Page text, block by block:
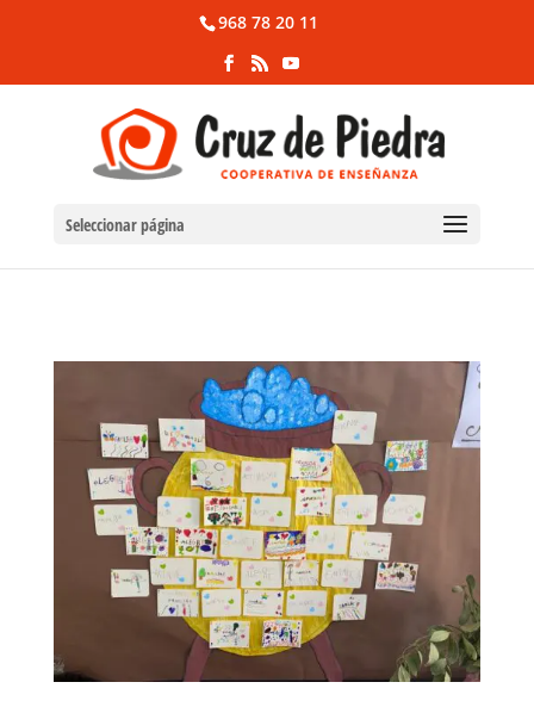
968 78 20 11
Seleccionar página